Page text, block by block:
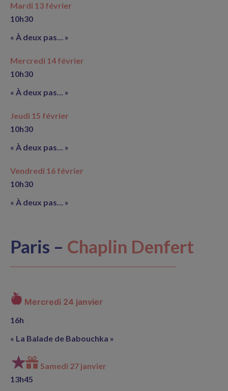
Mardi 13 février
10h30
« À deux pas… »
Mercredi 14 février
10h30
« À deux pas… »
Jeudi 15 février
10h30
« À deux pas… »
Vendredi 16 février
10h30
« À deux pas… »
Paris – Chaplin Denfert
Mercredi 24 janvier
16h
« La Balade de Babouchka »
Samedi 27 janvier
13h45